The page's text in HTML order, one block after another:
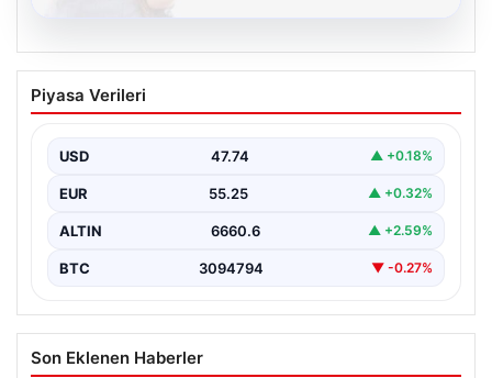
Kelebek sohbet platformu İle Çevrim içi
İletişimin Güvenli Adresi Ve Muhabbet
İnternet dünyasında kullanıcıların güvenli bir biçimde
çeşitli…
Piyasa Verileri
USD 47.74 ▲ +0.18%
EUR 55.25 ▲ +0.32%
ALTIN 6660.6 ▲ +2.59%
BTC 3094794 ▼ -0.27%
Son Eklenen Haberler